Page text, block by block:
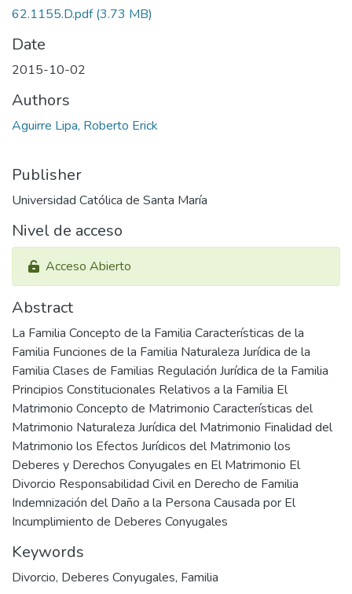
62.1155.D.pdf(3.73 MB)
Date
2015-10-02
Authors
Aguirre Lipa, Roberto Erick
Publisher
Universidad Católica de Santa María
Nivel de acceso
Acceso Abierto
Abstract
La Familia Concepto de la Familia Características de la
Familia Funciones de la Familia Naturaleza Jurídica de la
Familia Clases de Familias Regulación Jurídica de la Familia
Principios Constitucionales Relativos a la Familia El
Matrimonio Concepto de Matrimonio Características del
Matrimonio Naturaleza Jurídica del Matrimonio Finalidad del
Matrimonio los Efectos Jurídicos del Matrimonio los
Deberes y Derechos Conyugales en El Matrimonio El
Divorcio Responsabilidad Civil en Derecho de Familia
Indemnización del Daño a la Persona Causada por El
Incumplimiento de Deberes Conyugales
Keywords
Divorcio, Deberes Conyugales, Familia